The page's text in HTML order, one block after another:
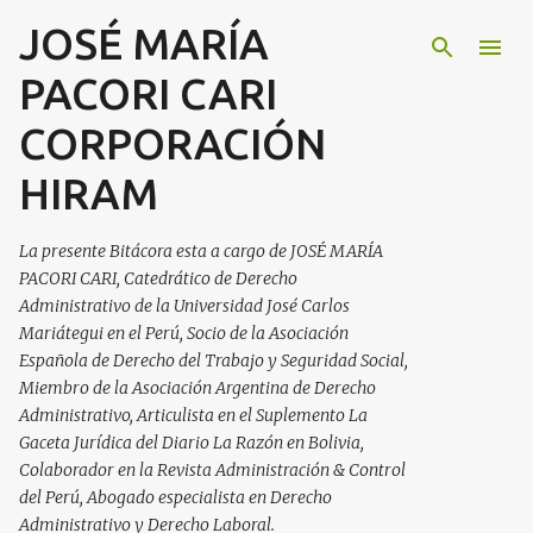
Ir al contenido principal
JOSÉ MARÍA
PACORI CARI
CORPORACIÓN
HIRAM
La presente Bitácora esta a cargo de JOSÉ MARÍA
PACORI CARI, Catedrático de Derecho
Administrativo de la Universidad José Carlos
Mariátegui en el Perú, Socio de la Asociación
Española de Derecho del Trabajo y Seguridad Social,
Miembro de la Asociación Argentina de Derecho
Administrativo, Articulista en el Suplemento La
Gaceta Jurídica del Diario La Razón en Bolivia,
Colaborador en la Revista Administración & Control
del Perú, Abogado especialista en Derecho
Administrativo y Derecho Laboral.